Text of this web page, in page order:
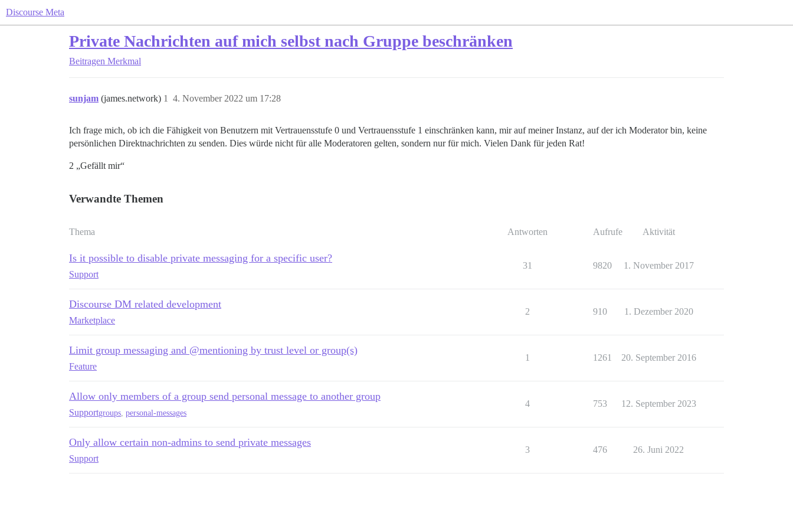
Discourse Meta
Private Nachrichten auf mich selbst nach Gruppe beschränken
Beitragen Merkmal
sunjam (james.network) 4. November 2022 um 17:28
1
Ich frage mich, ob ich die Fähigkeit von Benutzern mit Vertrauensstufe 0 und Vertrauensstufe 1 einschränken kann, mir auf meiner Instanz, auf der ich Moderator bin, keine
persönlichen Direktnachrichten zu senden. Dies würde nicht für alle Moderatoren gelten, sondern nur für mich. Vielen Dank für jeden Rat!
2 „Gefällt mir“
Verwandte Themen
Thema Antworten Aufrufe Aktivität
Is it possible to disable private messaging for a specific user?
Support
31 9820 1. November 2017
Discourse DM related development
Marketplace
2 910 1. Dezember 2020
Limit group messaging and @mentioning by trust level or group(s)
Feature
1 1261 20. September 2016
Allow only members of a group send personal message to another group
Supportgroups personal-messages
4 753 12. September 2023
Only allow certain non-admins to send private messages
Support
3 476 26. Juni 2022